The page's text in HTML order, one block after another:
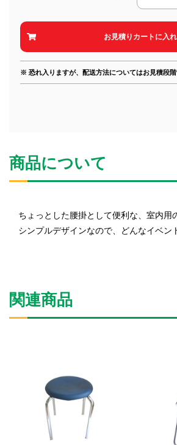
※ 恐れ入りますが、配送方法についてはお見積段階
商品について
ちょっとした腰掛として便利な、室内用
シンプルデザインなので、どんなイベン
関連商品